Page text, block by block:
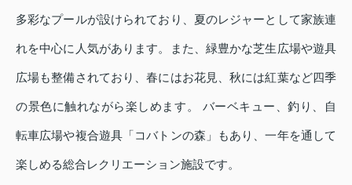
多彩なプールが設けられており、夏のレジャーとして家族連
れを中心に人気があります。また、緑豊かな芝生広場や遊具
広場も整備されており、春にはお花見、秋には紅葉など四季
の景色に触れながら楽しめます。 バーベキュー、釣り、自
転車広場や複合遊具「コバトンの森」もあり、一年を通して
楽しめる総合レクリエーション施設です。